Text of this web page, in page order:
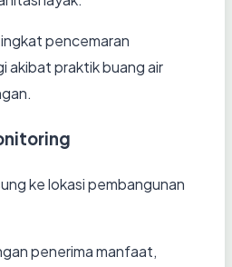
pencemaran
akibat praktik buang air
ke lokasi pembangunan
penerima manfaat,